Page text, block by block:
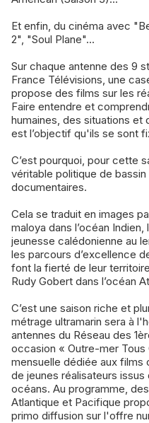
Et enfin, du cinéma avec
2", "Soul Plane"...
Sur chaque antenne des 9 stations du pôle Outre-mer de
France Télévisions, une
propose des films sur les
Faire entendre et
humaines, des situations
est l’objectif qu'ils se sont
C’est pourquoi, pour cette
véritable politique de
documentaires.
Cela se traduit en images
maloya dans l’océan
jeunesse calédonienne au
les parcours d’excellence
font la fierté de leur
Rudy Gobert dans l’océan
C’est une saison riche et
métrage ultramarin sera à
antennes du Réseau des
occasion « Outre-mer
mensuelle dédiée aux
de jeunes réalisateurs
océans. Au programme,
Atlantique et Pacifique
primo diffusion sur l'offre